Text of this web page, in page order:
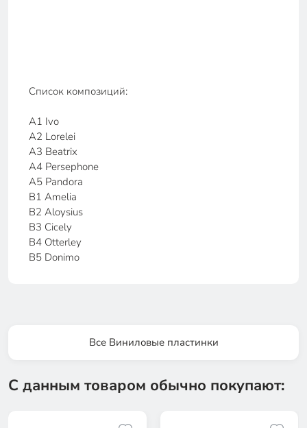
Список композиций:
A1 Ivo
A2 Lorelei
A3 Beatrix
A4 Persephone
A5 Pandora
B1 Amelia
B2 Aloysius
B3 Cicely
B4 Otterley
B5 Donimo
Все Виниловые пластинки
С данным товаром обычно покупают: